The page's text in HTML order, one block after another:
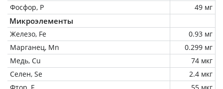
Фосфор, P
49 мг
Микроэлементы
Железо, Fe
0.93 мг
Марганец, Mn
0.299 мг
Медь, Cu
74 мкг
Селен, Se
2.4 мкг